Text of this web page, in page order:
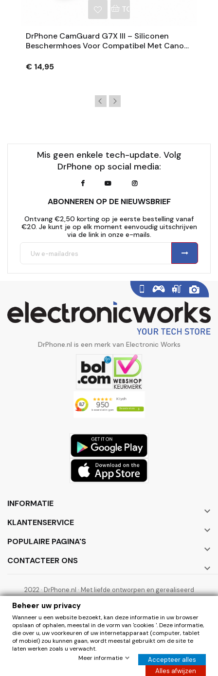
TOEVOEGEN AAN
DrPhone CamGuard G7X III – Siliconen
Beschermhoes Voor Compatibel Met Canon
€ 14,95
Mis geen enkele tech-update. Volg
DrPhone op social media:
ABONNEREN OP DE NIEUWSBRIEF
Ontvang €2,50 korting op je eerste bestelling vanaf
€20. Je kunt je op elk moment eenvoudig uitschrijven
via de link in onze e-mails.
DrPhone.nl is een merk van Electronic Works
INFORMATIE

KLANTENSERVICE

POPULAIRE PAGINA'S

CONTACTEER ONS

2022 · DrPhone.nl · Met liefde ontworpen en gerealiseerd
0
Beheer uw privacy
Wanneer u een website bezoekt, kan deze informatie in uw browser
opslaan of ophalen, meestal in de vorm van 'cookies '. Deze informatie,
die over u, uw voorkeuren of uw internetapparaat (computer, tablet
of mobiel) zou kunnen gaan, wordt meestal gebruikt om de site te
laten werken zoals u verwacht.
Meer informatie
Accepteer alles
Alles afwijzen